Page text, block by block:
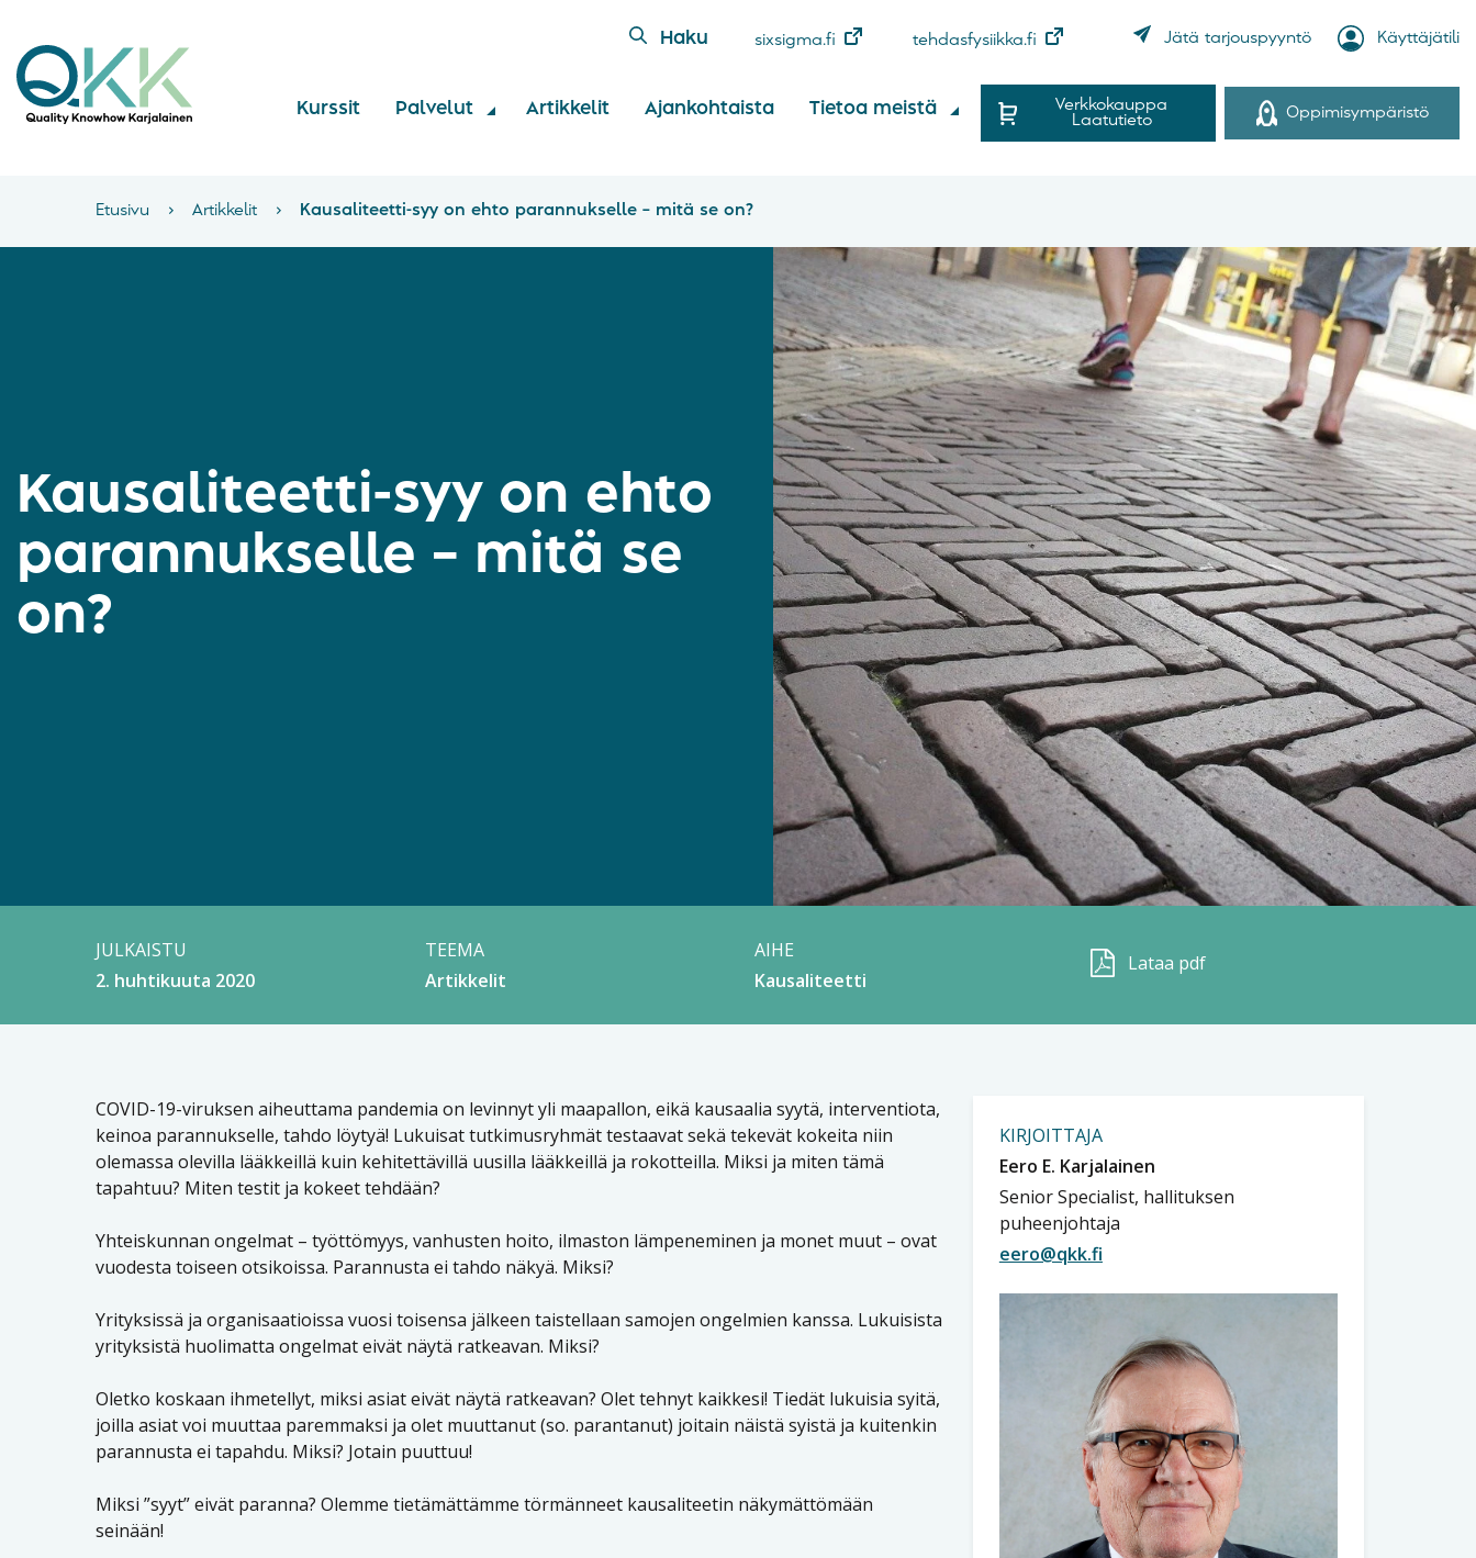
Haku sixsigma.fi tehdasfysiikka.fi Jätä tarjouspyyntö Käyttäjätili
Kurssit Palvelut Artikkelit Ajankohtaista Tietoa meistä
Verkkokauppa
Laatutieto
Oppimisympäristö
Etusivu › Artikkelit › Kausaliteetti-syy on ehto parannukselle – mitä se on?
Kausaliteetti-syy on ehto
parannukselle – mitä se
on?
JULKAISTU
2. huhtikuuta 2020
TEEMA
Artikkelit
AIHE
Kausaliteetti
Lataa pdf
COVID-19-viruksen aiheuttama pandemia on levinnyt yli maapallon, eikä kausaalia syytä, interventiota,
keinoa parannukselle, tahdo löytyä! Lukuisat tutkimusryhmät testaavat sekä tekevät kokeita niin
olemassa olevilla lääkkeillä kuin kehitettävillä uusilla lääkkeillä ja rokotteilla. Miksi ja miten tämä
tapahtuu? Miten testit ja kokeet tehdään?
Yhteiskunnan ongelmat – työttömyys, vanhusten hoito, ilmaston lämpeneminen ja monet muut – ovat
vuodesta toiseen otsikoissa. Parannusta ei tahdo näkyä. Miksi?
Yrityksissä ja organisaatioissa vuosi toisensa jälkeen taistellaan samojen ongelmien kanssa. Lukuisista
yrityksistä huolimatta ongelmat eivät näytä ratkeavan. Miksi?
Oletko koskaan ihmetellyt, miksi asiat eivät näytä ratkeavan? Olet tehnyt kaikkesi! Tiedät lukuisia syitä,
joilla asiat voi muuttaa paremmaksi ja olet muuttanut (so. parantanut) joitain näistä syistä ja kuitenkin
parannusta ei tapahdu. Miksi? Jotain puuttuu!
Miksi ”syyt” eivät paranna? Olemme tietämättämme törmänneet kausaliteetin näkymättömään
seinään!
KIRJOITTAJA
Eero E. Karjalainen
Senior Specialist, hallituksen
puheenjohtaja
eero@qkk.fi